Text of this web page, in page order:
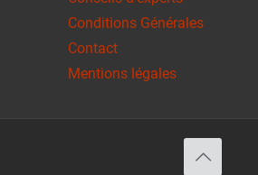
Conditions Générales
Contact
Mentions légales